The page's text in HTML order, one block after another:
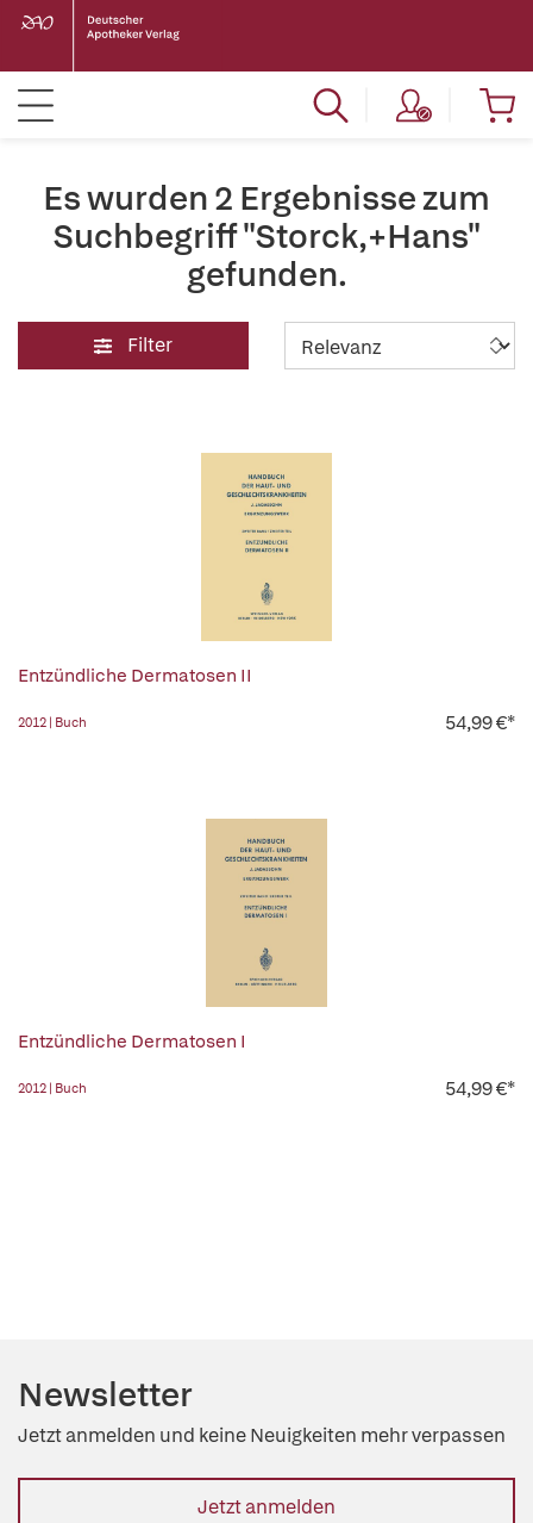
Es wurden 2 Ergebnisse zum
Suchbegriff "Storck,+Hans"
gefunden.
Filter
Entzündliche Dermatosen II
2012 | Buch 54,99 €*
Entzündliche Dermatosen I
2012 | Buch 54,99 €*
Newsletter
Jetzt anmelden und keine Neuigkeiten mehr verpassen
Jetzt anmelden